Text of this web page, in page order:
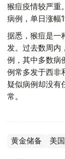
猴痘疫情较严重
病例，单日涨幅
据悉，猴痘是一
发。过去数周内
例，其中多数病
例常多发于西非
疑似病例却没有
常。
黄金储备 美国